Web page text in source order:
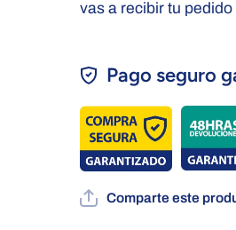
vas a recibir tu pedido
Pago seguro
Comparte este